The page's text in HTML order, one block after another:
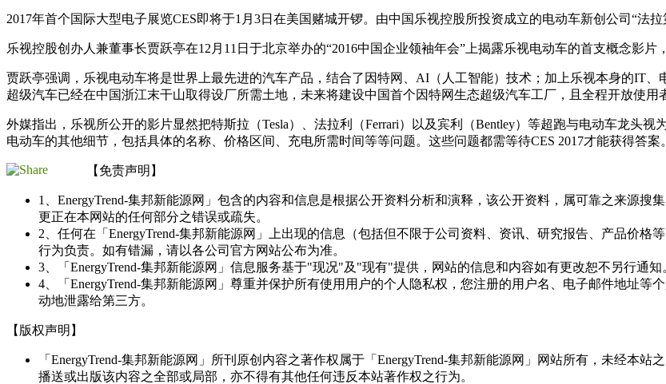
2017年首个国际大型电子展览CES即将于1月3日在美国赌城开锣。由中国乐视控股所投资成立的电动车新创公司“法
乐视控股创办人兼董事长贾跃亭在12月11日于北京举办的“2016中国企业领袖年会”上揭露乐视电动车的首支概念影片
贾跃亭强调，乐视电动车将是世界上最先进的汽车产品，结合了因特网、AI（人工智能）技术；加上乐视本身的IT
超级汽车已经在中国浙江末干山取得设厂所需土地，未来将建设中国首个因特网生态超级汽车工厂，且全程开放使用
外媒指出，乐视所公开的影片显然把特斯拉（Tesla）、法拉利（Ferrari）以及宾利（Bentley）等超跑与电动车龙头
电动车的其他细节，包括具体的名称、价格区间、充电所需时间等等问题。这些问题都需等待CES 2017才能获得答案。
【免责声明】
1、EnergyTrend-集邦新能源网」包含的内容和信息是根据公开资料分析和演释，该公开资料，属可靠之来源
更正在本网站的任何部分之错误或疏失。
2、任何在「EnergyTrend-集邦新能源网」上出现的信息（包括但不限于公司资料、资讯、研究报告、产品价
行为负责。如有错漏，请以各公司官方网站公布为准。
3、「EnergyTrend-集邦新能源网」信息服务基于"现况"及"现有"提供，网站的信息和内容如有更改恕不另行通知
4、「EnergyTrend-集邦新能源网」尊重并保护所有使用用户的个人隐私权，您注册的用户名、电子邮件地址
动地泄露给第三方。
【版权声明】
「EnergyTrend-集邦新能源网」所刊原创内容之著作权属于「EnergyTrend-集邦新能源网」网站所有，未经本
播送或出版该内容之全部或局部，亦不得有其他任何违反本站著作权之行为。